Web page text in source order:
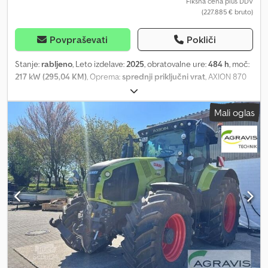
(227.885 € bruto)
Povpraševati Pokliči
Stanje: rabljeno, Leto izdelave:2025, obratovalne ure:484 h, moč:
217 kW (295,04 KM), Oprema:sprednji priključni vrat, AXION 870
CMATIC CEBIS CLAAS traktor V serijski opremi Connect Paket II –
dokumentacija, vodenje 5 + 2 elektrohidravlični proporcionalni
krmilniki Elektronska regulacija položaja za čelni dvigovalnik
Nihajna vlečna roka z vlečno kroglo, vključno s K50 Streha z
odprtino, odpiranjem nazaj Zadnji brisalec, vključno z desnim
stranskim brisalcem PROFI CAM zadnja kamera v CEBIS, vključno z
1 priključkom CPC Incab za kamero Csdpfxsynuy Hj Ah Tjrf
Podatkovni paket za uporabo RTK NET – 5 let 710/70 R42
Vredestein Traxion XXL / fiksni platišč 600/70 R30 Vredestein
Traxion XXL / fiksni platišč / široka steza
Mali oglas